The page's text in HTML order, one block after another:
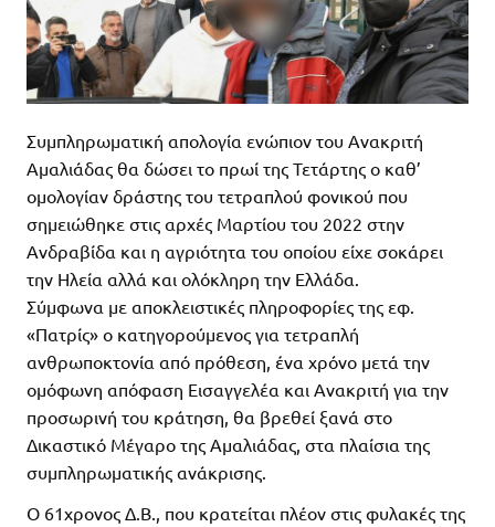
Συμπληρωματική απολογία ενώπιον του Ανακριτή
Αμαλιάδας θα δώσει το πρωί της Τετάρτης ο καθ’
ομολογίαν δράστης του τετραπλού φονικού που
σημειώθηκε στις αρχές Μαρτίου του 2022 στην
Ανδραβίδα και η αγριότητα του οποίου είχε σοκάρει
την Ηλεία αλλά και ολόκληρη την Ελλάδα.
Σύμφωνα με αποκλειστικές πληροφορίες της εφ.
«Πατρίς» ο κατηγορούμενος για τετραπλή
ανθρωποκτονία από πρόθεση, ένα χρόνο μετά την
ομόφωνη απόφαση Εισαγγελέα και Ανακριτή για την
προσωρινή του κράτηση, θα βρεθεί ξανά στο
Δικαστικό Μέγαρο της Αμαλιάδας, στα πλαίσια της
συμπληρωματικής ανάκρισης.
Ο 61χρονος Δ.Β., που κρατείται πλέον στις φυλακές της